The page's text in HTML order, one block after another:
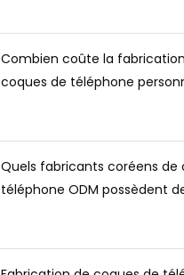
Combien coûte la
coques de téléphone
Quels fabricants coréens de
téléphone ODM possèdent